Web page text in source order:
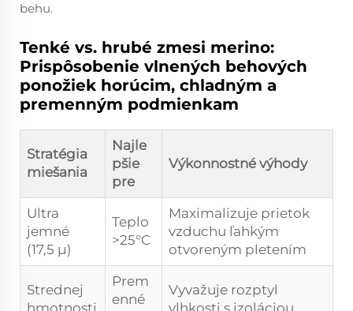
behu.
Tenké vs. hrubé zmesi merino:
Prispôsobenie vlnených behových
ponožiek horúcim, chladným a
premenným podmienkam
Stratégia
miešania
Najle
pšie
pre
Výkonnostné výhody
Ultra
jemné
(17,5 µ)
Teplo
>25°C
Maximalizuje prietok
vzduchu ľahkým
otvoreným pletením
Strednej
hmotnosti
Prem
enné
Vyvažuje rozptyl
vlhkosti s izoláciou